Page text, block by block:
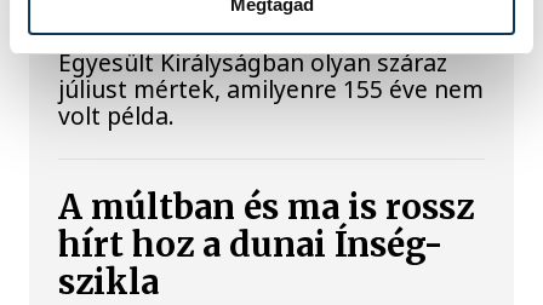
hőség. Magyarország a legforróbb
országok közé került, miközben az
Egyesült Királyságban olyan száraz
júliust mértek, amilyenre 155 éve nem
volt példa.
A múltban és ma is rossz
hírt hoz a dunai Ínség-
szikla